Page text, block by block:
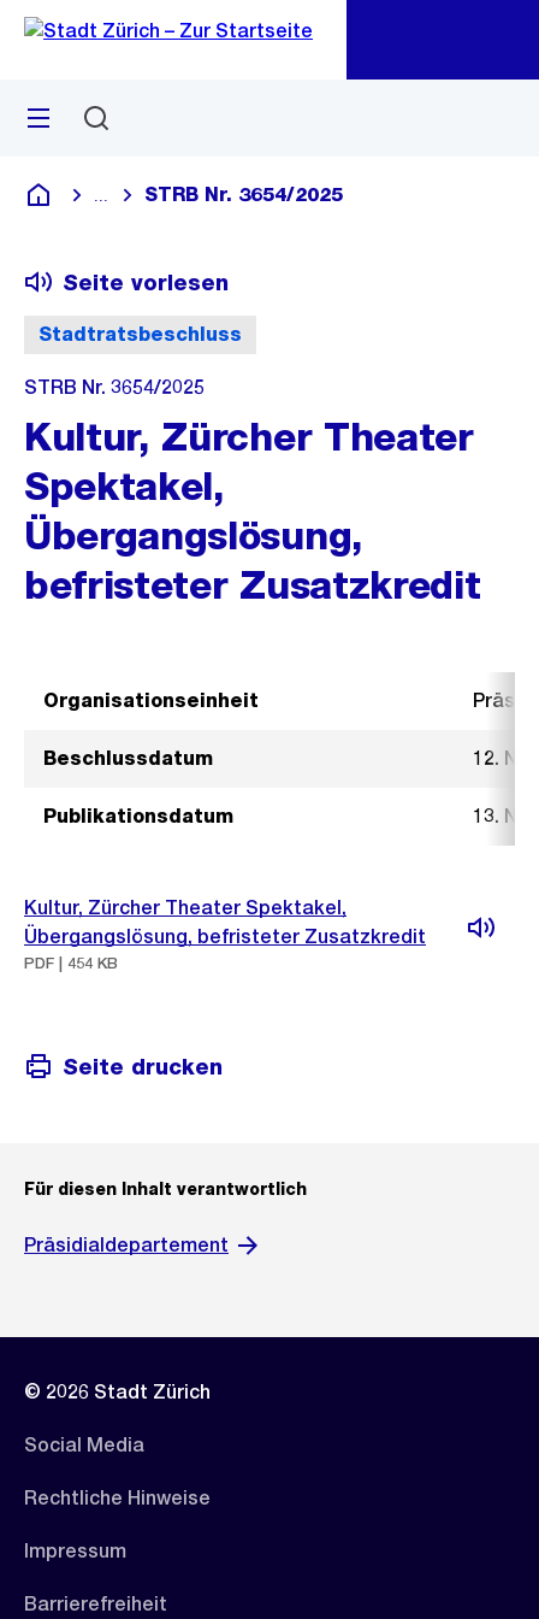
Navigation
Sprunglink
Menü
Deutsch
Blende alle Breadcrumbs ein
STRB Nr. 3654/2025
Stadtratsbeschluss
Seite vorlesen
STRB Nr. 3654/2025
Kultur, Zürcher Theater
Spektakel,
Übergangslösung,
befristeter Zusatzkredit
Organisationseinheit
Beschlussdatum 12.
Publikationsdatum 13.
Kultur, Zürcher Theater Spektakel,
Übergangslösung, befristeter Zusatzkredit
PDF | 454 KB
Seite drucken
Für diesen Inhalt verantwortlich
Präsidialdepartement
© 2026 Stadt Zürich
Social Media
Rechtliche Hinweise
Impressum
Barrierefreiheit